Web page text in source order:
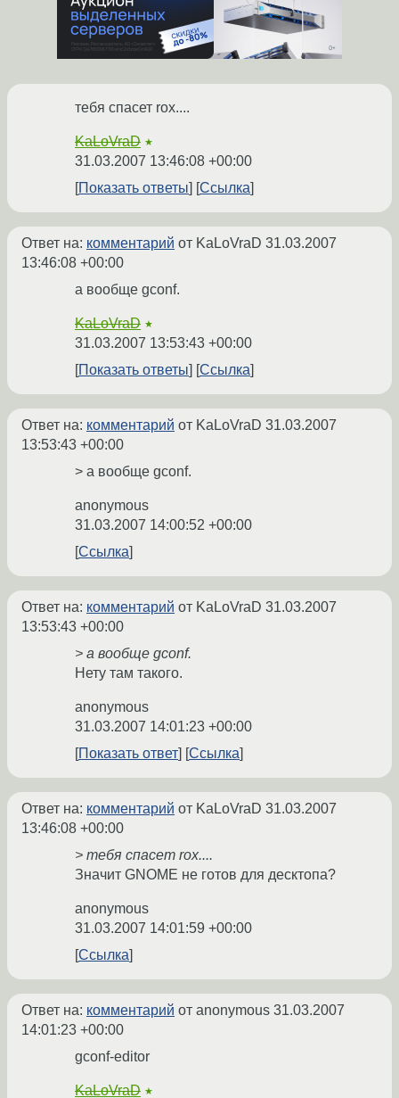
тебя спасет rox....
KaLoVraD ★
31.03.2007 13:46:08 +00:00
Показать ответы
Ссылка
Ответ на: комментарий от KaLoVraD 31.03.2007
13:46:08 +00:00
а вообще gconf.
KaLoVraD ★
31.03.2007 13:53:43 +00:00
Показать ответы
Ссылка
Ответ на: комментарий от KaLoVraD 31.03.2007
13:53:43 +00:00
> а вообще gconf.
anonymous
31.03.2007 14:00:52 +00:00
Ссылка
Ответ на: комментарий от KaLoVraD 31.03.2007
13:53:43 +00:00
> а вообще gconf.
Нету там такого.
anonymous
31.03.2007 14:01:23 +00:00
Показать ответ
Ссылка
Ответ на: комментарий от KaLoVraD 31.03.2007
13:46:08 +00:00
> тебя спасет rox....
Значит GNOME не готов для десктопа?
anonymous
31.03.2007 14:01:59 +00:00
Ссылка
Ответ на: комментарий от anonymous 31.03.2007
14:01:23 +00:00
gconf-editor
KaLoVraD ★